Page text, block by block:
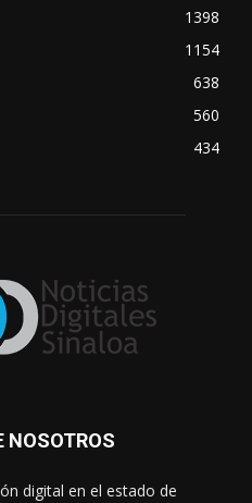
1398
1154
638
560
434
NOSOTROS
digital en el estado de